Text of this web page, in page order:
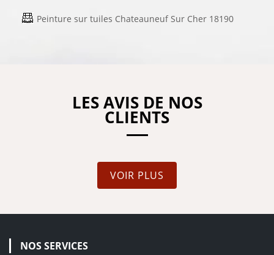
Peinture sur tuiles Chateauneuf Sur Cher 18190
LES AVIS DE NOS
CLIENTS
VOIR PLUS
NOS SERVICES